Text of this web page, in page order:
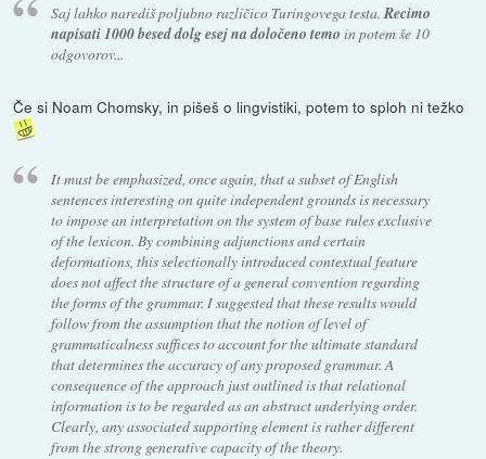
Saj lahko narediš poljubno različico Turingovega testa. Recimo
napisati 1000 besed dolg esej na določeno temo in potem še 10
odgovorov...
Če si Noam Chomsky, in pišeš o lingvistiki, potem to sploh ni težko
It must be emphasized, once again, that a subset of English
sentences interesting on quite independent grounds is necessary
to impose an interpretation on the system of base rules exclusive
of the lexicon. By combining adjunctions and certain
deformations, this selectionally introduced contextual feature
does not affect the structure of a general convention regarding
the forms of the grammar. I suggested that these results would
follow from the assumption that the notion of level of
grammaticalness suffices to account for the ultimate standard
that determines the accuracy of any proposed grammar. A
consequence of the approach just outlined is that relational
information is to be regarded as an abstract underlying order.
Clearly, any associated supporting element is rather different
from the strong generative capacity of the theory.